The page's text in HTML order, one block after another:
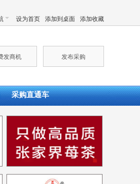
设为首页 添加到桌面 添加收藏
发商机 发布采购
采购直通车